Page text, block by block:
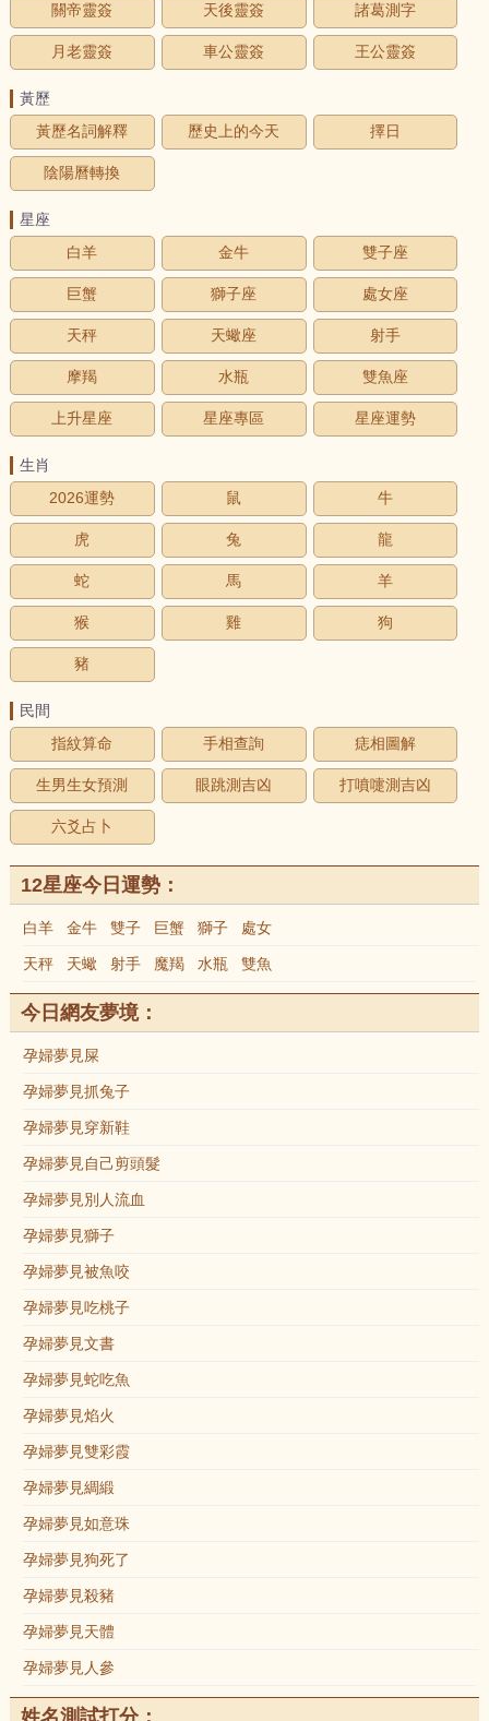
關帝靈簽 天後靈簽 諸葛測字
月老靈簽 車公靈簽 王公靈簽
黃歷
黃歷名詞解釋
歷史上的今天 擇日
陰陽曆轉換
星座
白羊
金牛 雙子座
巨蟹 獅子座 處女座
天秤 天蠍座 射手
摩羯 水瓶 雙魚座
上升星座 星座專區 星座運勢
生肖
2026運勢
鼠 牛
虎 兔 龍
蛇 馬 羊
猴 雞 狗
豬
民間
指紋算命
手相查詢 痣相圖解
生男生女預測 眼跳測吉凶 打噴嚏測吉凶
六爻占卜
12星座今日運勢：
白羊 金牛 雙子 巨蟹 獅子 處女
天秤 天蠍 射手 魔羯 水瓶 雙魚
今日網友夢境：
孕婦夢見屎
孕婦夢見抓兔子
孕婦夢見穿新鞋
孕婦夢見自己剪頭髮
孕婦夢見別人流血
孕婦夢見獅子
孕婦夢見被魚咬
孕婦夢見吃桃子
孕婦夢見文書
孕婦夢見蛇吃魚
孕婦夢見焰火
孕婦夢見雙彩霞
孕婦夢見綢緞
孕婦夢見如意珠
孕婦夢見狗死了
孕婦夢見殺豬
孕婦夢見天體
孕婦夢見人參
姓名測試打分：